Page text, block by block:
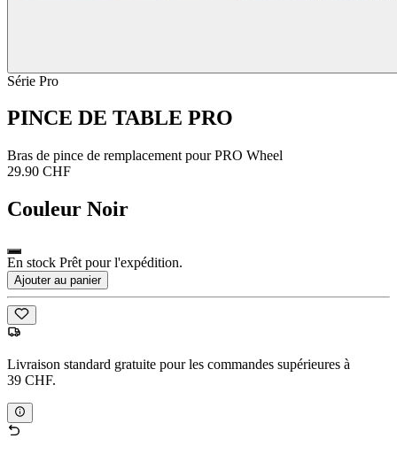
Série Pro
PINCE DE TABLE PRO
Bras de pince de remplacement pour PRO Wheel
29.90 CHF
Couleur Noir
En stock Prêt pour l'expédition.
Ajouter au panier
Livraison standard gratuite pour les commandes supérieures à
39 CHF.